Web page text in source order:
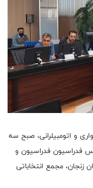
و اتومبیلرانی، صبح سه
رئیس فدراسیون فدراسیون و
زنجان، مجمع انتخاباتی